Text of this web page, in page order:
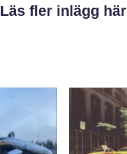
Läs fler inlägg här